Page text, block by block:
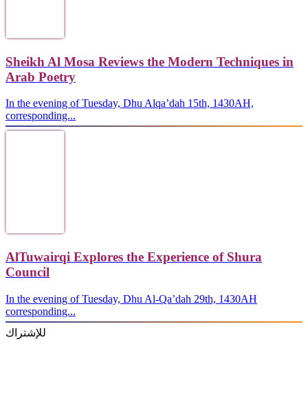
Sheikh Al Mosa Reviews the Modern Techniques in
Arab Poetry
In the evening of Tuesday, Dhu Alqa’dah 15th, 1430AH,
corresponding...
AlTuwairqi Explores the Experience of Shura
Council
In the evening of Tuesday, Dhu Al-Qa’dah 29th, 1430AH
corresponding...
للإشتراك